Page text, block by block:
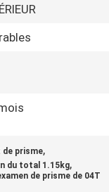
de prisme,
du total 1.15kg,
de prisme de 04T